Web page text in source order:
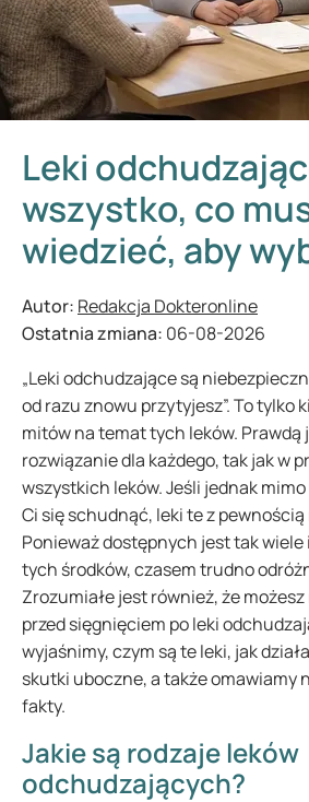
Leki
wszystko, co
wiedzieć, aby
Autor: Redakcja Dokteronline
Ostatnia zmiana: 06-08-2026
„Leki odchudzające są
od razu znowu przytyjesz”. To tylko
mitów na temat tych leków. Prawdą
rozwiązanie dla każdego, tak jak w
wszystkich leków. Jeśli jednak
Ci się schudnąć, leki te z
Ponieważ dostępnych jest tak
tych środków, czasem trudno
Zrozumiałe jest również, że
przed sięgnięciem po leki
wyjaśnimy, czym są te leki, jak
skutki uboczne, a także omawiamy
fakty.
Jakie są rodzaje leków
odchudzających?